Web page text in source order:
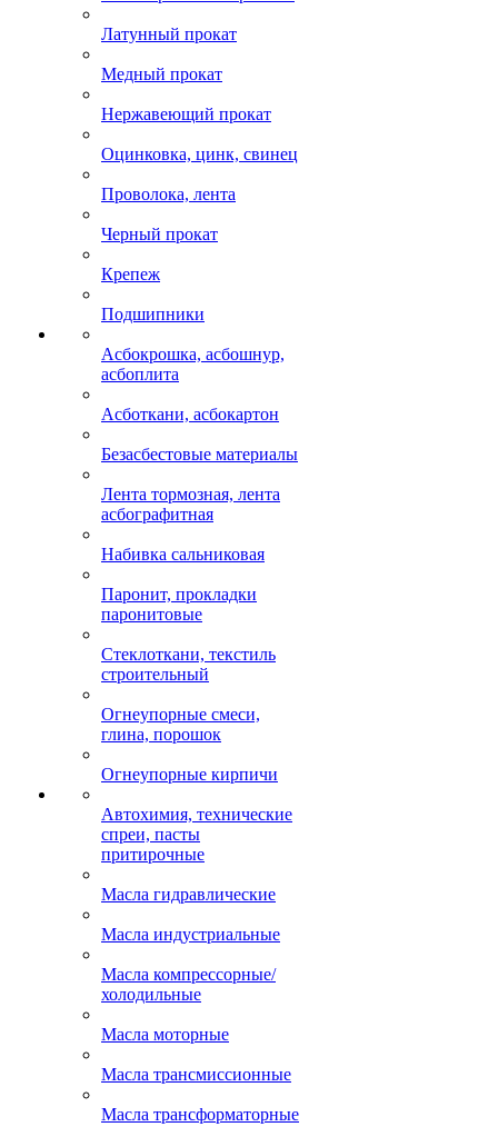
Латунный прокат
Медный прокат
Нержавеющий прокат
Оцинковка, цинк, свинец
Проволока, лента
Черный прокат
Крепеж
Подшипники
Асбокрошка, асбошнур,
асбоплита
Асботкани, асбокартон
Безасбестовые материалы
Лента тормозная, лента
асбографитная
Набивка сальниковая
Паронит, прокладки
паронитовые
Стеклоткани, текстиль
строительный
Огнеупорные смеси,
глина, порошок
Огнеупорные кирпичи
Автохимия, технические
спреи, пасты
притирочные
Масла гидравлические
Масла индустриальные
Масла компрессорные/
холодильные
Масла моторные
Масла трансмиссионные
Масла трансформаторные